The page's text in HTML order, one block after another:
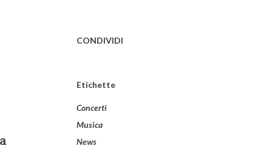
CONDIVIDI
Etichette
Concerti
Musica
News